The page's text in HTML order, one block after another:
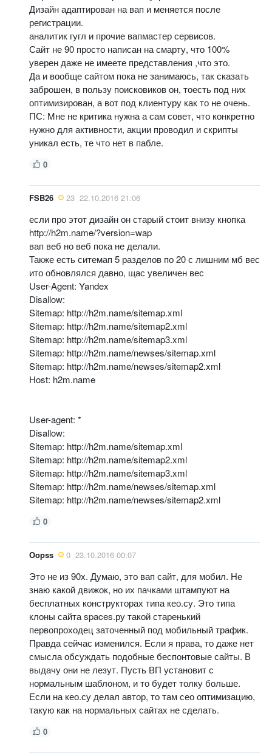
Дизайн адаптирован на вап и меняется после
регистрации.
аналитик гугл и прочие вапмастер сервисов.
Сайт не 90 просто написан на смарту, что 100%
уверен даже не имеете представления ,что это.
Да и вообще сайтом пока не занимаюсь, так сказать
заброшен, в пользу поисковиков он, тоесть под них
оптимизирован, а вот под клиентуру как то не очень.
ПС: Мне не критика нужна а сам совет, что конкретно
нужно для активности, акции проводил и скрипты
уникал есть, те что нет в пабле.
0
FSB26 23 22.10.2016 21:06
если про этот дизайн он старый стоит внизу кнопка
http://h2m.name/?version=wap
вап веб но веб пока не делали.
Также есть ситемап 5 разделов по 20 с лишним мб вес
ито обновлялся давно, щас увеличен вес
User-Agent: Yandex
Disallow:
Sitemap: http://h2m.name/sitemap.xml
Sitemap: http://h2m.name/sitemap2.xml
Sitemap: http://h2m.name/sitemap3.xml
Sitemap: http://h2m.name/newses/sitemap.xml
Sitemap: http://h2m.name/newses/sitemap2.xml
Host: h2m.name
User-agent: *
Disallow:
Sitemap: http://h2m.name/sitemap.xml
Sitemap: http://h2m.name/sitemap2.xml
Sitemap: http://h2m.name/sitemap3.xml
Sitemap: http://h2m.name/newses/sitemap.xml
Sitemap: http://h2m.name/newses/sitemap2.xml
0
Oopss 0 23.10.2016 00:07
Это не из 90х. Думаю, это вап сайт, для мобил. Не
знаю какой движок, но их пачками штампуют на
бесплатных конструкторах типа кео.су. Это типа
клоны сайта spaces.ру такой старенький
первопроходец заточенный под мобильный трафик.
Правда сейчас изменился. Если я права, то даже нет
смысла обсуждать подобные беспонтовые сайты. В
выдачу они не лезут. Пусть ВП установит с
нормальным шаблоном, и то будет толку больше.
Если на кео.су делал автор, то там сео оптимизацию,
такую как на нормальных сайтах не сделать.
0